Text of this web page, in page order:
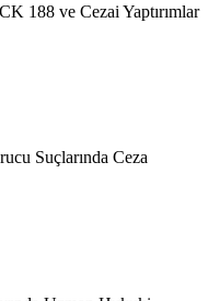
188 ve Cezai Yaptırımlar
Suçlarında Ceza